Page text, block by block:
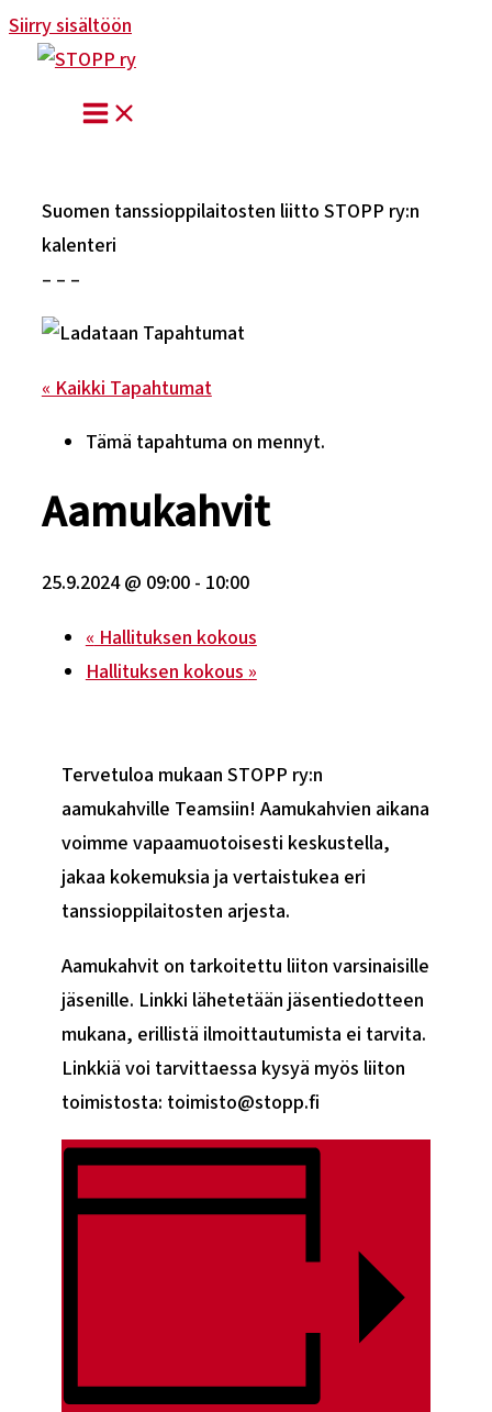
Siirry sisältöön
Suomen tanssioppilaitosten liitto STOPP ry:n
kalenteri
– – –
« Kaikki Tapahtumat
Tämä tapahtuma on mennyt.
Aamukahvit
25.9.2024 @ 09:00- 10:00
« Hallituksen kokous
Hallituksen kokous »
Tervetuloa mukaan STOPP ry:n
aamukahville Teamsiin! Aamukahvien aikana
voimme vapaamuotoisesti keskustella,
jakaa kokemuksia ja vertaistukea eri
tanssioppilaitosten arjesta.
Aamukahvit on tarkoitettu liiton varsinaisille
jäsenille. Linkki lähetetään jäsentiedotteen
mukana, erillistä ilmoittautumista ei tarvita.
Linkkiä voi tarvittaessa kysyä myös liiton
toimistosta: toimisto@stopp.fi